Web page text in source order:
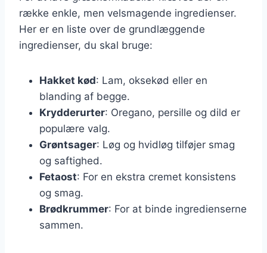
række enkle, men velsmagende ingredienser.
Her er en liste over de grundlæggende
ingredienser, du skal bruge:
Hakket kød: Lam, oksekød eller en
blanding af begge.
Krydderurter: Oregano, persille og dild er
populære valg.
Grøntsager: Løg og hvidløg tilføjer smag
og saftighed.
Fetaost: For en ekstra cremet konsistens
og smag.
Brødkrummer: For at binde ingredienserne
sammen.